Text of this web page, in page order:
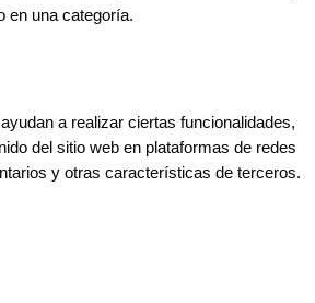
en una categoría.
a realizar ciertas funcionalidades,
del sitio web en plataformas de redes
y otras características de terceros.